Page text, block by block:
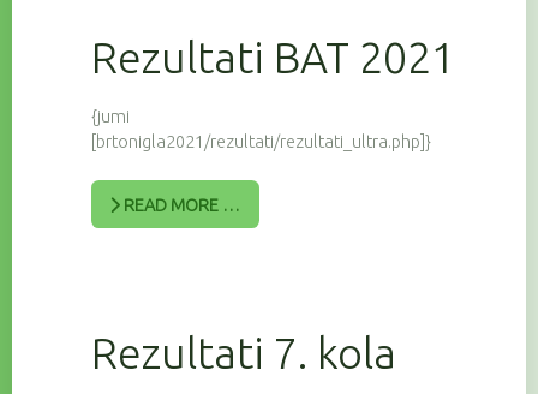
Rezultati BAT 2021
{jumi
[brtonigla2021/rezultati/rezultati_ultra.php]}
READ MORE …
Rezultati 7. kola